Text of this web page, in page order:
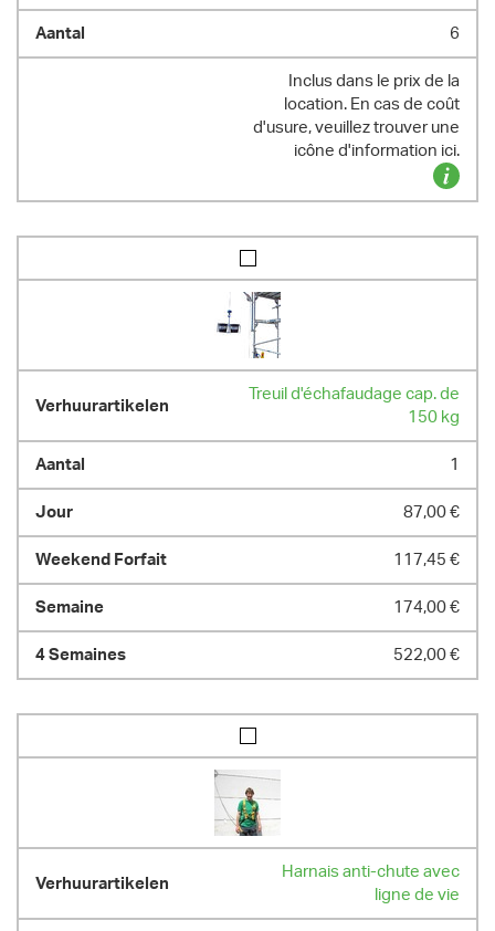
6
Inclus dans le prix de la
location. En cas de coût
d'usure, veuillez trouver une
icône d'information ici.
Treuil d'échafaudage cap. de
150 kg
1
87,00 €
117,45 €
174,00 €
522,00 €
Harnais anti-chute avec
ligne de vie